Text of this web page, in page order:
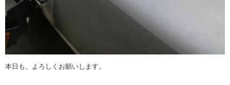
本日も、よろしくお願いします。